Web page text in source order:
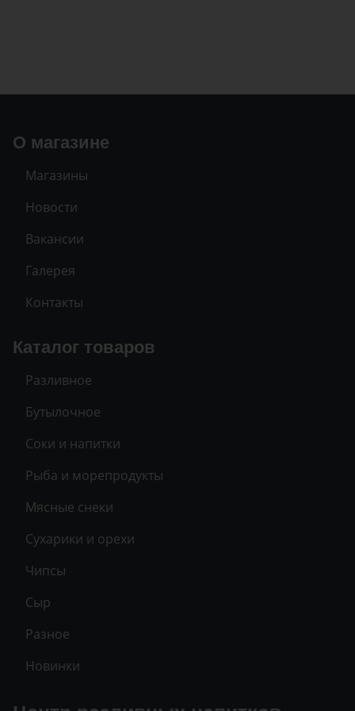
О магазине
Магазины
Новости
Вакансии
Галерея
Контакты
Каталог товаров
Разливное
Бутылочное
Соки и напитки
Рыба и морепродукты
Мясные снеки
Сухарики и орехи
Чипсы
Сыр
Разное
Новинки